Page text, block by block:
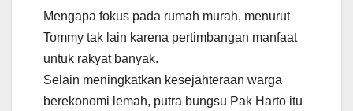
Mengapa fokus pada rumah murah, menurut
Tommy tak lain karena pertimbangan manfaat
untuk rakyat banyak.
Selain meningkatkan kesejahteraan warga
berekonomi lemah, putra bungsu Pak Harto itu